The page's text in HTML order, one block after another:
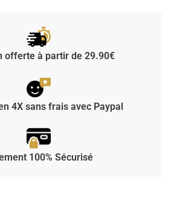
offerte à partir de 29.90€
4X sans frais avec Paypal
100% Sécurisé